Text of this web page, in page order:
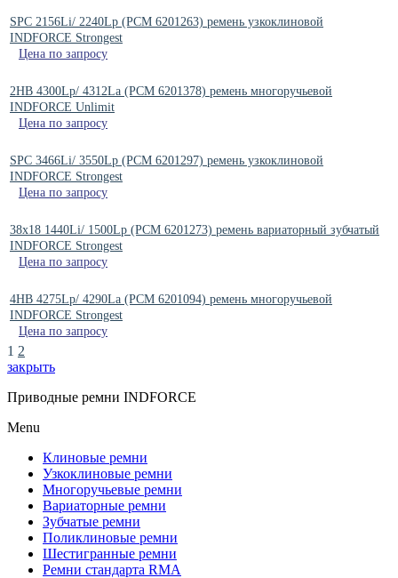
SPC 2156Li/ 2240Lp (РСМ 6201263) ремень узкоклиновой
INDFORCE Strongest
Цена по запросу
2HB 4300Lp/ 4312La (PCM 6201378) ремень многоручьевой
INDFORCE Unlimit
Цена по запросу
SPC 3466Li/ 3550Lp (РСМ 6201297) ремень узкоклиновой
INDFORCE Strongest
Цена по запросу
38x18 1440Li/ 1500Lp (PCM 6201273) ремень вариаторный зубчатый
INDFORCE Strongest
Цена по запросу
4HB 4275Lp/ 4290La (PCM 6201094) ремень многоручьевой
INDFORCE Strongest
Цена по запросу
1 2
закрыть
Приводные ремни INDFORCE
Menu
Клиновые ремни
Узкоклиновые ремни
Многоручьевые ремни
Вариаторные ремни
Зубчатые ремни
Поликлиновые ремни
Шестигранные ремни
Ремни стандарта RMA